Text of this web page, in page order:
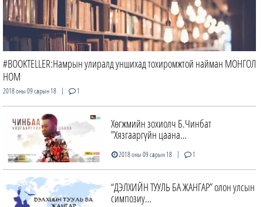
#BOOKTELLER:Намрын улиралд уншихад тохиромжтой найман МОНГОЛ
НОМ
2018 оны 09 сарын 18 | 1
Хөгжмийн зохиолч Б.Чинбат
”Хязгааргүйн цаана…
2018 оны 09 сарын 18 | 1
“ДЭЛХИЙН ТУУЛЬ БА ЖАНГАР” олон улсын
симпозиу…